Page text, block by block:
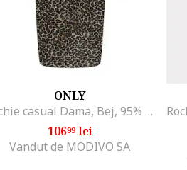
ONLY
Rochie casual Dama, Bej, 95% poliester reciclat, 5% elastan
10699lei
Vandut de MODIVO SA